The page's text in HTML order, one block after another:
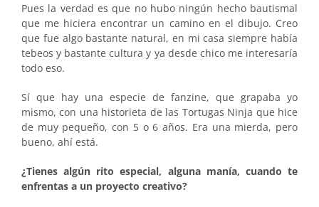
Pues la verdad es que no hubo ningún hecho bautismal
que me hiciera encontrar un camino en el dibujo. Creo
que fue algo bastante natural, en mi casa siempre había
tebeos y bastante cultura y ya desde chico me interesaría
todo eso.
Sí que hay una especie de fanzine, que grapaba yo
mismo, con una historieta de las Tortugas Ninja que hice
de muy pequeño, con 5 o 6 años. Era una mierda, pero
bueno, ahí está.
¿Tienes algún rito especial, alguna manía, cuando te
enfrentas a un proyecto creativo?